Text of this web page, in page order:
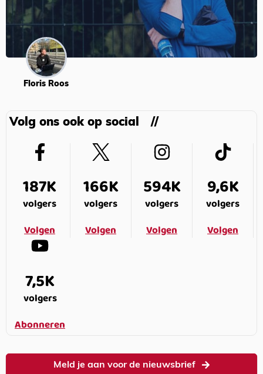
Floris Roos
Volg ons ook op social
187K
volgers
Volgen
166K
volgers
Volgen
594K
volgers
Volgen
9,6K
volgers
Volgen
7,5K
volgers
Abonneren
Meld je aan voor de nieuwsbrief